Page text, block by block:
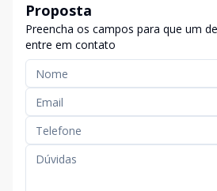
Proposta
Preencha os campos para que um
entre em contato